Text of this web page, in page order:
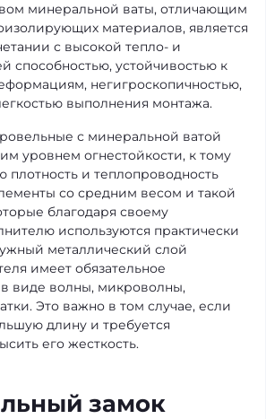
минеральной ваты, отличающим
материалов, является
с высокой тепло- и
способностью, устойчивостью к
негигроскопичностью,
выполнения монтажа.
с минеральной ватой
уровнем огнестойкости, к тому
и теплопроводность
со средним весом и такой
благодаря своему
используются практически
металлический слой
имеет обязательное
виде волны, микроволны,
Это важно в том случае, если
длину и требуется
его жесткость.
замок